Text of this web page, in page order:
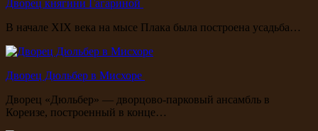
Дворец княгини Гагариной
В начале XIX века на мысе Плака была построена усадьба…
Дворец Дюльбер в Мисхоре
Дворец «Дюльбер» — дворцово-парковый ансамбль в
Кореизе, построенный в конце…